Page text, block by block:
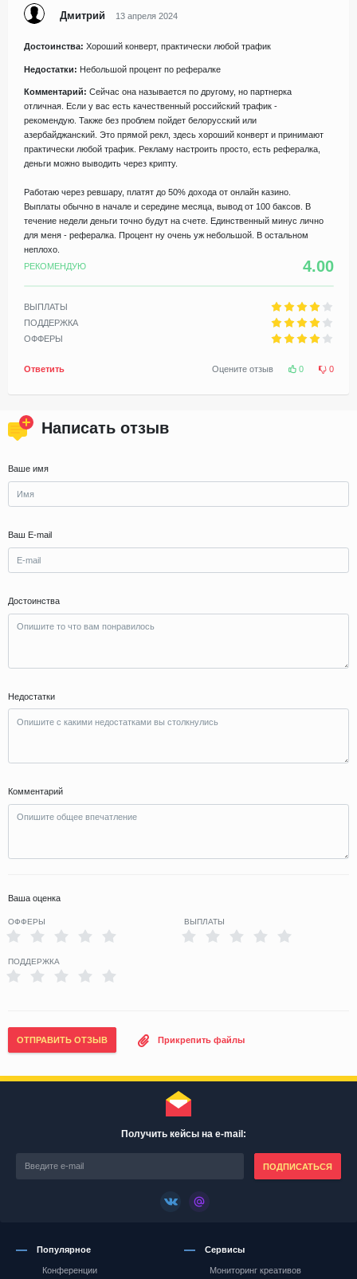
Дмитрий 13 апреля 2024
Достоинства: Хороший конверт, практически любой трафик
Недостатки: Небольшой процент по рефералке
Комментарий: Сейчас она называется по другому, но партнерка
отличная. Если у вас есть качественный российский трафик -
рекомендую. Также без проблем пойдет белорусский или
азербайджанский. Это прямой рекл, здесь хороший конверт и принимают
практически любой трафик. Рекламу настроить просто, есть рефералка,
деньги можно выводить через крипту.
Работаю через ревшару, платят до 50% дохода от онлайн казино.
Выплаты обычно в начале и середине месяца, вывод от 100 баксов. В
течение недели деньги точно будут на счете. Единственный минус лично
для меня - рефералка. Процент ну очень уж небольшой. В остальном
неплохо.
РЕКОМЕНДУЮ
4.00
ВЫПЛАТЫ
ПОДДЕРЖКА
ОФФЕРЫ
Ответить Оцените отзыв 0 0
Написать отзыв
Ваше имя
Ваш E-mail
Достоинства
Недостатки
Комментарий
Ваша оценка
ОФФЕРЫ ВЫПЛАТЫ
ПОДДЕРЖКА
ОТПРАВИТЬ ОТЗЫВ Прикрепить файлы
Получить кейсы на e-mail:
ПОДПИСАТЬСЯ
Популярное
Конференции
Сервисы
Мониторинг креативов